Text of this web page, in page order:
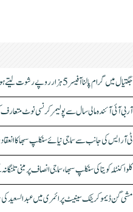
جگتیال میں گرام پالنا آفیسر 5 ہزار روپے رشوت لیتے ہوئے گرفتار
آر بی آئی آئندہ مالی سال سے پولیمر کرنسی نوٹ
ٹی آر ایس کی جانب سے سماجی نیائے سنکلپ سبھا کا انعقاد،
کلواکنٹلہ کویتا کی سنکلپ سبھا، سماجی انصاف پر مبنی
مشی گن ڈیموکریٹک سینیٹ پرائمری میں عبدالسعید کی